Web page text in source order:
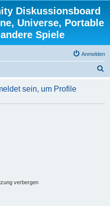
Diskussionsboard
Universe, Portable
Spiele
Anmelden
h
sein, um Profile
verbergen